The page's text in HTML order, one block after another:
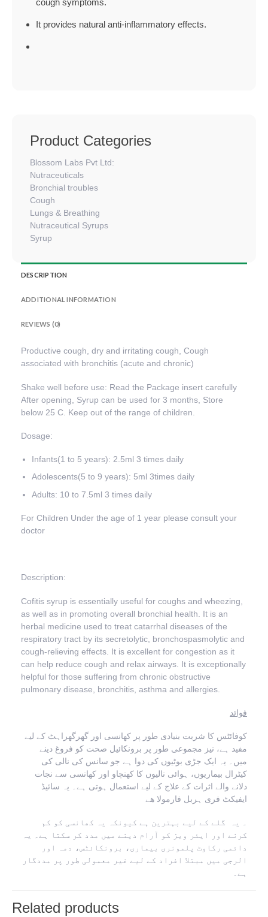
cough symptoms.
It provides natural anti-inflammatory effects.
Product Categories
Blossom Labs Pvt Ltd:
Nutraceuticals
Bronchial troubles
Cough
Lungs & Breathing
Nutraceutical Syrups
Syrup
DESCRIPTION
ADDITIONAL INFORMATION
REVIEWS (0)
Productive cough, dry and irritating cough, Cough
associated with bronchitis (acute and chronic)
Shake well before use: Read the Package insert carefully
After opening, Syrup can be used for 3 months, Store
below 25 C. Keep out of the range of children.
Dosage:
Infants(1 to 5 years): 2.5ml 3 times daily
Adolescents(5 to 9 years): 5ml 3times daily
Adults: 10 to 7.5ml 3 times daily
For Children Under the age of 1 year please consult your
doctor
Description:
Cofitis syrup is essentially useful for coughs and wheezing,
as well as in promoting overall bronchial health. It is an
herbal medicine used to treat catarrhal diseases of the
respiratory tract by its secretolytic, bronchospasmolytic and
cough-relieving effects. It is excellent for congestion as it
can help reduce cough and relax airways. It is exceptionally
helpful for those suffering from chronic obstructive
pulmonary disease, bronchitis, asthma and allergies.
فوائد
کوفائٹس کا شربت بنیادی طور پر کھانسی اور گھرگھراہٹ کے لیے
مفید ہے، نیز مجموعی طور پر برونکائیل صحت کو فروغ دینے
میں۔ یہ ایک جڑی بوٹیوں کی دوا ہے جو سانس کی نالی کی
کیٹرال بیماریوں، ہوائی نالیوں کا کھنچاو اور کھانسی سے نجات
دلانے والے اثرات کے علاج کے لیے استعمال ہوتی ہے۔ یہ سائیڈ
ایفیکٹ فری ہربل فارمولا ھے
۔ یہ گلے کے لیے بہترین ہے کیونکہ یہ کھانسی کو کم
کرنے اور ایئر ویز کو آرام دینے میں مدد کر سکتا ہے۔ یہ
دائمی رکاوٹ پلمونری بیماری، برونکائٹس، دمہ اور
الرجی میں مبتلا افراد کے لیے غیر معمولی طور پر مددگار
ہے۔
Related products